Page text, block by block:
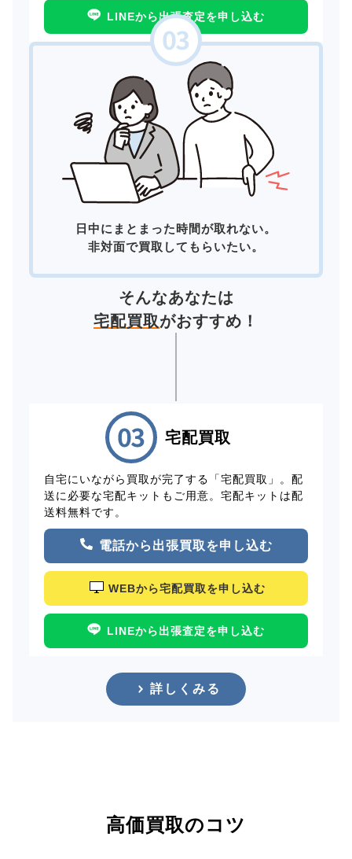
LINEから出張査定を申し込む
日中にまとまった時間が取れない。
非対面で買取してもらいたい。
そんなあなたは
宅配買取がおすすめ！
宅配買取
自宅にいながら買取が完了する「宅配買取」。配
送に必要な宅配キットもご用意。宅配キットは配
送料無料です。
電話から出張買取を申し込む
WEBから宅配買取を申し込む
LINEから出張査定を申し込む
詳しくみる
高価買取のコツ